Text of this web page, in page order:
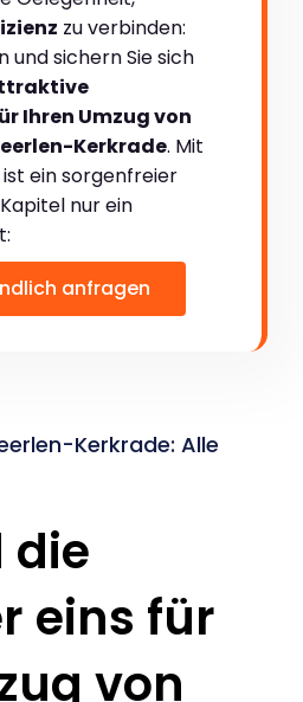
zu verbinden:
und sichern Sie sich
Ihren Umzug von
Kerkrade. Mit
ein sorgenfreier
nur ein
anfragen
Kerkrade: Alle
die
eins für
von